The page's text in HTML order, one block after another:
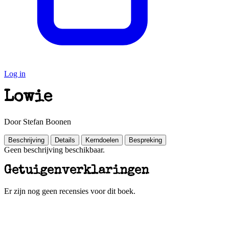
Log in
Lowie
Door Stefan Boonen
Beschrijving Details Kerndoelen Bespreking
Geen beschrijving beschikbaar.
Getuigenverklaringen
Er zijn nog geen recensies voor dit boek.